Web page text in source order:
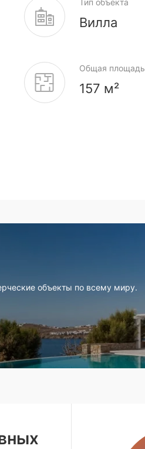
Тип объекта
Вилла
Общая площадь
157 м²
объекты по всему миру.